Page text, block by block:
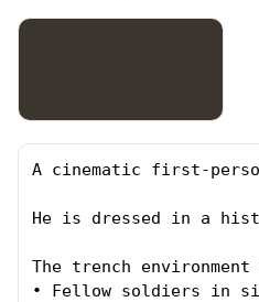
A cinematic first-
He is dressed in a
The trench
• Fellow soldiers in